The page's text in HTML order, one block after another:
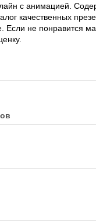
с анимацией.
качественных
Если не понравится